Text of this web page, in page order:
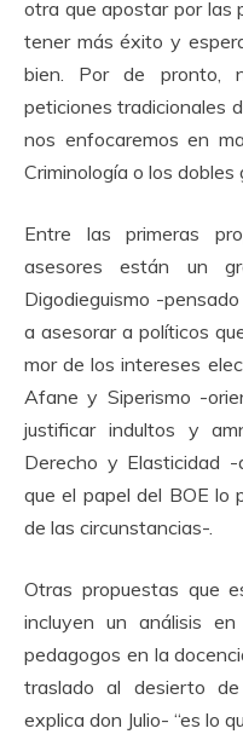
otra que apostar por las
tener más éxito y
bien. Por de pronto,
peticiones tradicionales
nos enfocaremos en
Criminología o los dobles
Entre las primeras
asesores están un
Digodieguismo -
a asesorar a políticos
mor de los intereses
Afane y Siperismo -
justificar indultos y
Derecho y Elasticidad -
que el papel del BOE lo
de las circunstancias-.
Otras propuestas que
incluyen un análisis
pedagogos en la
traslado al desierto
explica don Julio- “es lo